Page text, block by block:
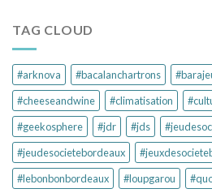
TAG CLOUD
#arknova #bacalanchartrons
#cheeseandwine
#climatisation
#geekosphere
#jdr #jds
#jeudesocietebordeaux
#lebonbonbordeaux
#loupgarou